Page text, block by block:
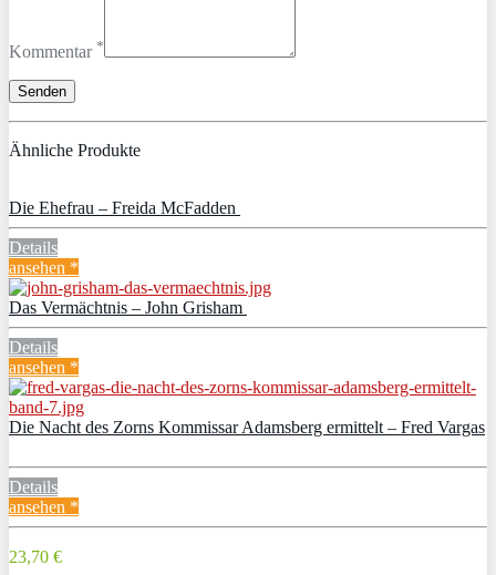
Kommentar *
Ähnliche Produkte
Die Ehefrau – Freida McFadden
Details
ansehen *
Das Vermächtnis – John Grisham
Details
ansehen *
Die Nacht des Zorns Kommissar Adamsberg ermittelt – Fred Vargas
Details
ansehen *
23,70 €